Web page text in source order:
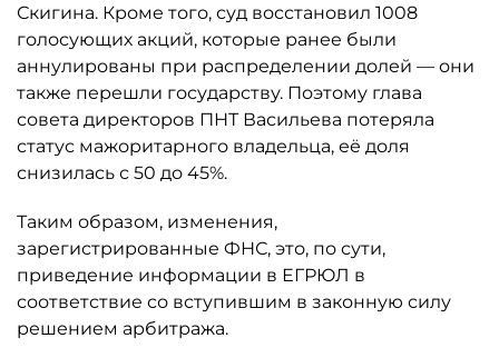
Скигина. Кроме того, суд восстановил 1008
голосующих акций, которые ранее были
аннулированы при распределении долей — они
также перешли государству. Поэтому глава
совета директоров ПНТ Васильева потеряла
статус мажоритарного владельца, её доля
снизилась с 50 до 45%.
Таким образом, изменения,
зарегистрированные ФНС, это, по сути,
приведение информации в ЕГРЮЛ в
соответствие со вступившим в законную силу
решением арбитража.